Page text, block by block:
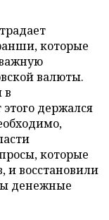
которые
валюты.
в
держался
которые
и восстановили
денежные